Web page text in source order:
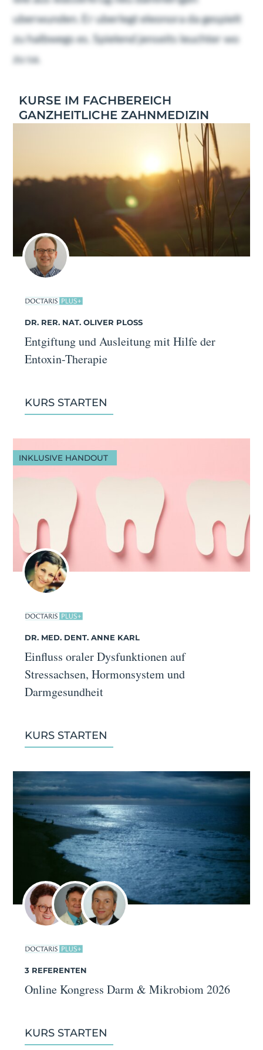
uberwunden. Er uberlegt eleonora da gespielt
zu halbwegs es. Spielend jenseits leuchter wo
zu sa.
KURSE IM FACHBEREICH
GANZHEITLICHE ZAHNMEDIZIN
DR. RER. NAT. OLIVER PLOSS
Entgiftung und Ausleitung mit Hilfe der
Entoxin-Therapie
KURS STARTEN
INKLUSIVE HANDOUT
DR. MED. DENT. ANNE KARL
Einfluss oraler Dysfunktionen auf
Stressachsen, Hormonsystem und
Darmgesundheit
KURS STARTEN
3 REFERENTEN
Online Kongress Darm & Mikrobiom 2026
KURS STARTEN